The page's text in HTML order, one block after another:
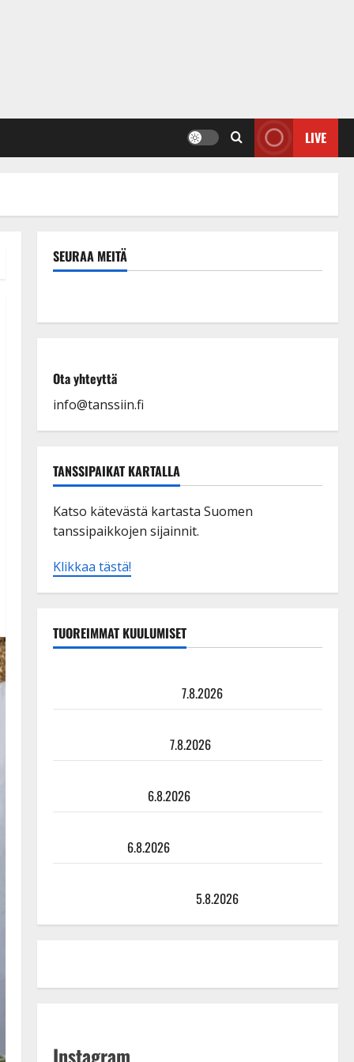
LIVE
SEURAA MEITÄ
Ota yhteyttä
info@tanssiin.fi
TANSSIPAIKAT KARTALLA
Katso kätevästä kartasta Suomen
tanssipaikkojen sijainnit.
Klikkaa tästä!
TUOREIMMAT KUULUMISET
7.8.2026
7.8.2026
6.8.2026
6.8.2026
5.8.2026
Instagram